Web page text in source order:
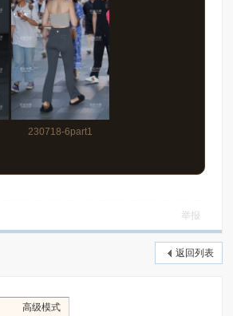
230718-6part1
举报
返回列表
高级模式